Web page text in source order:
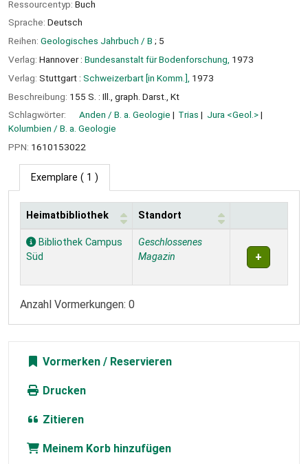
Ressourcentyp: Buch
Sprache: Deutsch
Reihen: Geologisches Jahrbuch / B ; 5
Verlag: Hannover : Bundesanstalt für Bodenforschung, 1973
Verlag: Stuttgart : Schweizerbart [in Komm.], 1973
Beschreibung: 155 S. : Ill., graph. Darst., Kt
Schlagwörter:
Anden / B. a. Geologie Trias
Jura <Geol.>
Kolumbien / B. a. Geologie
PPN: 1610153022
Exemplare ( 1 )
Exemplare
Heimatbibliothek Standort
Bibliothek Campus
Süd
Geschlossenes
Magazin
Anzahl Vormerkungen: 0
Vormerken
Drucken
Zitieren
Meinem Korb hinzufügen